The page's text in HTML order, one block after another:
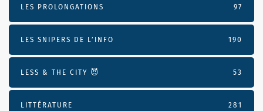
LES PROLONGATIONS 97
LES SNIPERS DE L’INFO 190
LESS & THE CITY 😈 53
LITTÉRATURE 281